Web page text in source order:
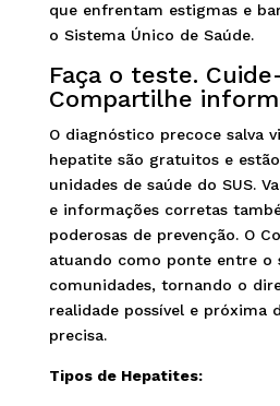
que enfrentam estigmas e
o Sistema Único de Saúde.
Faça o teste.
Compartilhe
O diagnóstico precoce salva
hepatite são gratuitos e
unidades de saúde do SUS.
e informações corretas
poderosas de prevenção. O
atuando como ponte entre o
comunidades, tornando o
realidade possível e próxima
precisa.
Tipos de Hepatites: